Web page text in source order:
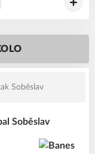
Soběslav
Soběslav